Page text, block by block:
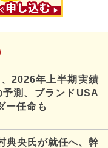
2026年上半期実績
測、ブランドUSA
ー任命も
典央氏が就任へ、幹